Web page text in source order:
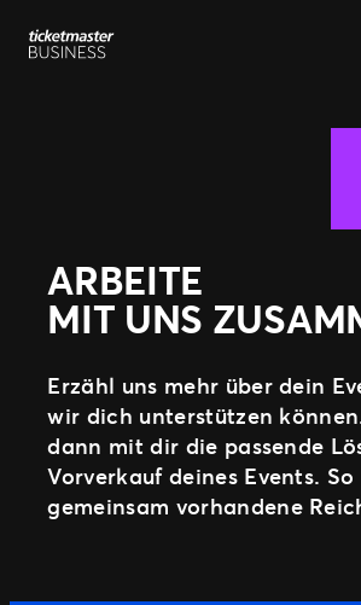
Zum
Inhalt
Unsere Lösungen
Partnerschaft mit Experten
Fan Experience
WEITERE PARTNERSCHAFTSMÖGLICHKEITEN
Sport
Universe
Unsere Geschichte
Unsere Kunden
Support
ARBEITE
MIT UNS
Erzähl uns mehr über dein
wir dich unterstützen
dann mit dir die passende
Vorverkauf deines Events.
gemeinsam vorhandene